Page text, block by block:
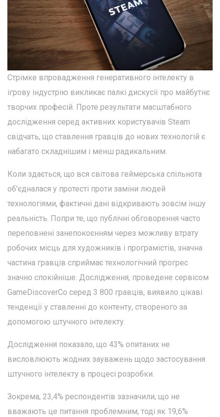
Стрімке впровадження генеративного інтелекту в
ігрову індустрію викликає палкі дискусії про майбутнє
творчих професій. Проте результати масштабного
дослідження серед активних користувачів Steam
свідчать, що ставлення гравців до нових технологій є
набагато складнішим і менш радикальним.
Коли здається, що вся світова геймерська спільнота
об'єдналася у протесті проти заміни людей
технологіями, фактичні дані відкривають зовсім іншу
реальність. Попри те, що публічні обговорення часто
переповнені занепокоєнням через можливу втрату
робочих місць для художників і програмістів, значна
частина гравців сприймає технологічний прогрес
значно спокійніше. Дослідження, проведене сервісом
GameDiscoverCo серед 3 800 гравців, виявило цікаві
тенденції у ставленні до контенту, створеного за
допомогою штучного інтелекту.
Дослідження показало, що 43% опитаних не
висловлюють жодних зауважень щодо застосування
штучного інтелекту в процесі розробки.
Зокрема, 23,4% респондентів зазначили, що не
вважають це питання проблемним, тоді як 19,6%